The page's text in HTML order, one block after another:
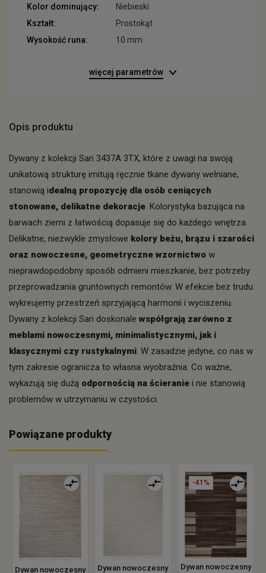
Kolor dominujący:
Niebieski
Kształt:
Prostokąt
Wysokość runa:
10 mm
więcej parametrów
Opis produktu
Dywany z kolekcji Sari 3437A 3TX, które z uwagi na swoją
unikatową strukturę imitują ręcznie tkane dywany wełniane,
stanowią idealną propozycję dla osób ceniących
stonowane, delikatne dekoracje. Kolorystyka bazująca na
barwach ziemi z łatwością dopasuje się do każdego wnętrza.
Delikatne, niezwykle zmysłowe kolory beżu, brązu i szarości
oraz nowoczesne, geometryczne wzornictwo w
nieprawdopodobny sposób odmieni mieszkanie, bez potrzeby
przeprowadzania gruntownych remontów. W efekcie bez trudu
wykreujemy przestrzeń sprzyjającą harmonii i wyciszeniu.
Dywany z kolekcji Sari doskonale współgrają zarówno z
meblami nowoczesnymi, minimalistycznymi, jak i
klasycznymi czy rustykalnymi. W zasadzie jedyne, co nas w
tym zakresie ogranicza to własna wyobraźnia. Co ważne,
wykazują się dużą odpornością na ścieranie i nie stanowią
problemów w utrzymaniu w czystości.
Powiązane produkty
Dywan nowoczesny
Dywan nowoczesny
-41%
Dywan nowoczesny